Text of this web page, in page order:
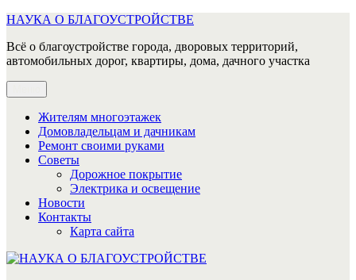
Перейти
содержимому
НАУКА О БЛАГОУСТРОЙСТВЕ
Всё о благоустройстве города, дворовых территорий,
автомобильных дорог, квартиры, дома, дачного участка
Жителям многоэтажек
Домовладельцам и дачникам
Ремонт своими руками
Советы
Дорожное покрытие
Электрика и освещение
Новости
Контакты
Карта сайта